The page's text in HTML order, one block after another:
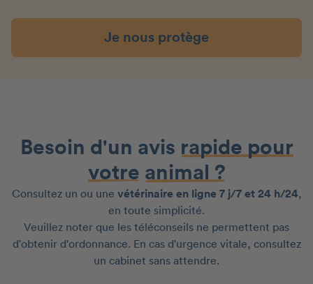
Je nous protège
Besoin d'un avis rapide pour
votre animal ?
Consultez un ou une vétérinaire en ligne 7 j/7 et 24 h/24,
en toute simplicité.
Veuillez noter que les téléconseils ne permettent pas
d'obtenir d'ordonnance. En cas d'urgence vitale, consultez
un cabinet sans attendre.